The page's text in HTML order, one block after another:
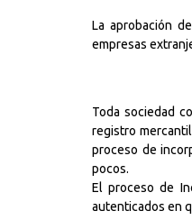
La aprobación
empresas
Toda sociedad
registro
proceso de
pocos.
El proceso de
autenticados en